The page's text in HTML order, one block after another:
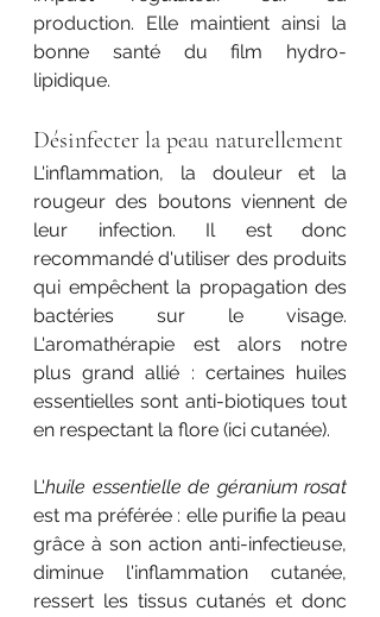
production. Elle maintient ainsi la
bonne santé du film hydro-
lipidique.
Désinfecter la peau naturellement
L'inflammation, la douleur et la
rougeur des boutons viennent de
leur infection. Il est donc
recommandé d'utiliser des produits
qui empêchent la propagation des
bactéries sur le visage.
L'aromathérapie est alors notre
plus grand allié : certaines huiles
essentielles sont anti-biotiques tout
en respectant la flore (ici cutanée).
L'
est ma préférée : elle purifie la peau
grâce à son action anti-infectieuse,
diminue l'inflammation cutanée,
ressert les tissus cutanés et donc